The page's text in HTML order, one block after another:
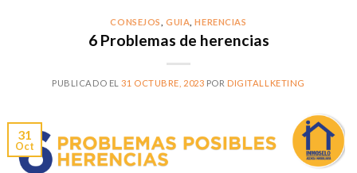
CONSEJOS ,GUIA ,HERENCIAS
6 Problemas de herencias
PUBLICADO EL31 OCTUBRE, 2023 POR DIGITALLKETING
31
Oct